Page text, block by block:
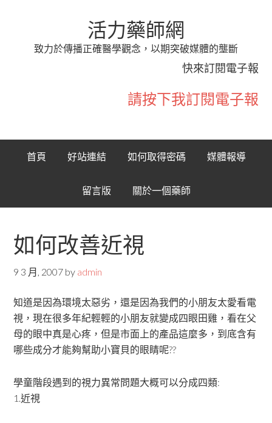
活力藥師網
致力於傳播正確醫學觀念，以期突破媒體的壟斷
快來訂閱電子報
請按下我訂閱電子報
首頁 好站連結 如何取得密碼 媒體報導
留言版 關於一個藥師
如何改善近視
9 3 月, 2007 by admin
知道是因為環境太惡劣，還是因為我們的小朋友太愛看電
視，現在很多年紀輕輕的小朋友就變成四眼田雞，看在父
母的眼中真是心疼，但是市面上的產品這麼多，到底含有
哪些成分才能夠幫助小寶貝的眼睛呢??
學童階段遇到的視力異常問題大概可以分成四類:
1.近視